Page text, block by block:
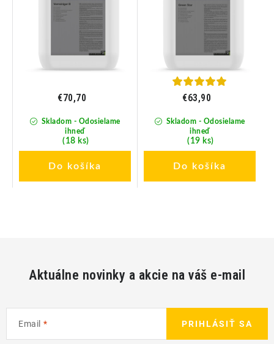
Skladom - Odosielame
ihneď
(18 ks)
€70,70
Do košíka
Skladom - Odosielame
ihneď
(19 ks)
€63,90
Do košíka
Aktuálne novinky a akcie na váš e-mail
Email PRIHLÁSIŤ SA